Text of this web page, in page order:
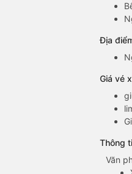
Địa
Giá vé
Thông
Văn